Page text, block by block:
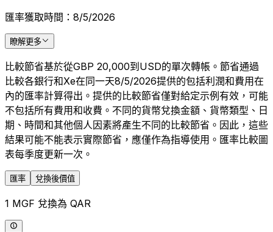
匯率獲取時間：8/5/2026
瞭解更多
比較節省基於從GBP 20,000到USD的單次轉帳。節省通過
比較各銀行和Xe在同一天8/5/2026提供的包括利潤和費用在
內的匯率計算得出。提供的比較節省僅對給定示例有效，可能
不包括所有費用和收費。不同的貨幣兌換金額、貨幣類型、日
期、時間和其他個人因素將產生不同的比較節省。因此，這些
結果可能不能表示實際節省，應僅作為指導使用。匯率比較圖
表每季度更新一次。
匯率 兌換後價值
1 MGF 兌換為 QAR